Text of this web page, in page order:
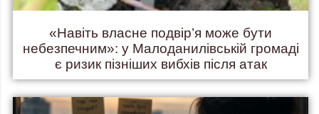
«Навіть власне подвір’я може бути
небезпечним»: у Малоданилівській громаді
є ризик пізніших вибхів після атак